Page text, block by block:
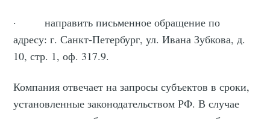
· направить письменное обращение по
адресу: г. Санкт-Петербург, ул. Ивана Зубкова, д.
10, стр. 1, оф. 317.9.
Компания отвечает на запросы субъектов в сроки,
установленные законодательством РФ. В случае